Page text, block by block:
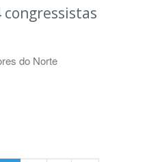
congressistas
do Norte